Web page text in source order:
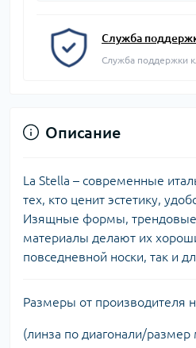
Служба
Служба поддержки
Описание
La Stella – современные
тех, кто ценит эстетику,
Изящные формы, трендовые
материалы делают их
повседневной носки, так и
Размеры от производителя
(линза по диагонали/